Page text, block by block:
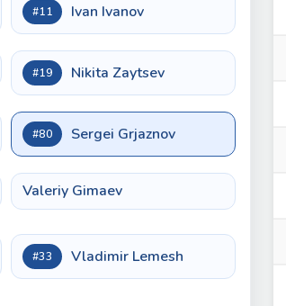
#11 Ivan Ivanov
#19 Nikita Zaytsev
#80 Sergei Grjaznov
Valeriy Gimaev
#33 Vladimir Lemesh